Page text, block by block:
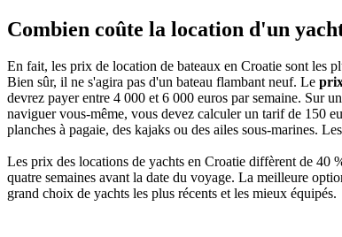
Combien coûte la location d'un
En fait, les prix de location de bateaux en Croatie sont les
Bien sûr, il ne s'agira pas d'un bateau flambant neuf. Le
devrez payer entre 4 000 et 6 000 euros par semaine. Sur
naviguer vous-même, vous devez calculer un tarif de 150
planches à pagaie, des kajaks ou des ailes sous-marines.
Les prix des locations de yachts en Croatie diffèrent de 40
quatre semaines avant la date du voyage. La meilleure
grand choix de yachts les plus récents et les mieux équipés.